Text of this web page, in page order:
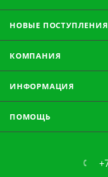
НОВЫЕ ПОСТУПЛЕНИЯ
КОМПАНИЯ
ИНФОРМАЦИЯ
ПОМОЩЬ